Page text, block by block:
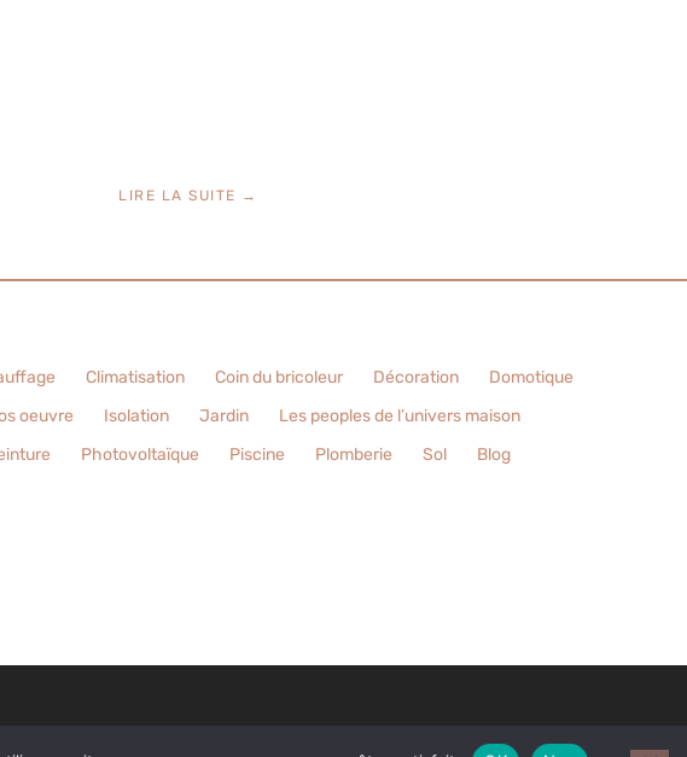
LIRE LA SUITE →
Climatisation Coin du bricoleur Décoration
Domotique
oeuvre Isolation Jardin
Les peoples de l’univers maison
Photovoltaïque Piscine Plomberie Sol Blog